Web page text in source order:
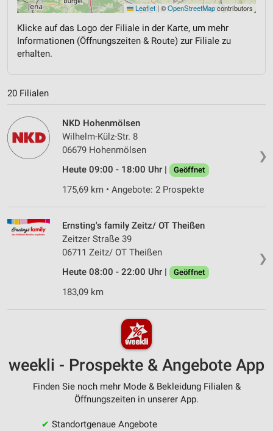
Leaflet | ©OpenStreetMapcontributors
Klicke auf das Logo der Filiale in der Karte, um mehr
Informationen (Öffnungszeiten & Route) zur Filiale zu
erhalten.
20 Filialen
❯
NKD Hohenmölsen
Wilhelm-Külz-Str. 8
06679 Hohenmölsen
Heute 09:00 - 18:00 Uhr |
Geöffnet
175,69 km • Angebote: 2 Prospekte
❯
Ernsting's family Zeitz/ OT Theißen
Zeitzer Straße 39
06711 Zeitz/ OT Theißen
Heute 08:00 - 22:00 Uhr |
Geöffnet
183,09 km
weekli - Prospekte & Angebote App
Finden Sie noch mehr Mode & Bekleidung Filialen &
Öffnungszeiten in unserer App.
✔ Standortgenaue Angebote